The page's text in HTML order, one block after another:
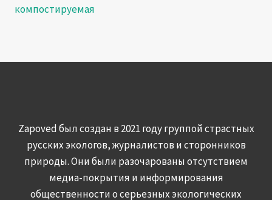
компостируемая
Zapoved был создан в 2021 году группой страстных
русских экологов, журналистов и сторонников
природы. Они были разочарованы отсутствием
медиа-покрытия и информирования
общественности о серьезных экологических